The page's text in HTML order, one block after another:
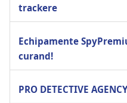
trackere
Echipamente
curand!
PRO DETECTIVE AGENCY